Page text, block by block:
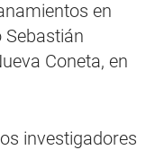
en
Sebastián
Coneta, en
investigadores